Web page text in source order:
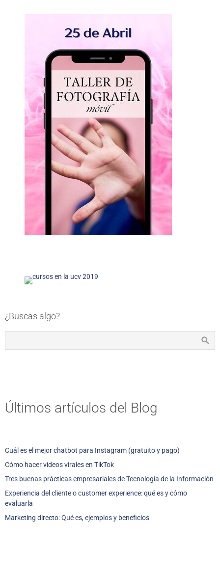
¿Buscas algo?
Últimos artículos del Blog
Cuál es el mejor chatbot para Instagram (gratuito y pago)
Cómo hacer videos virales en TikTok
Tres buenas prácticas empresariales de Tecnología de la Información
Experiencia del cliente o customer experience: qué es y cómo
evaluarla
Marketing directo: Qué es, ejemplos y beneficios